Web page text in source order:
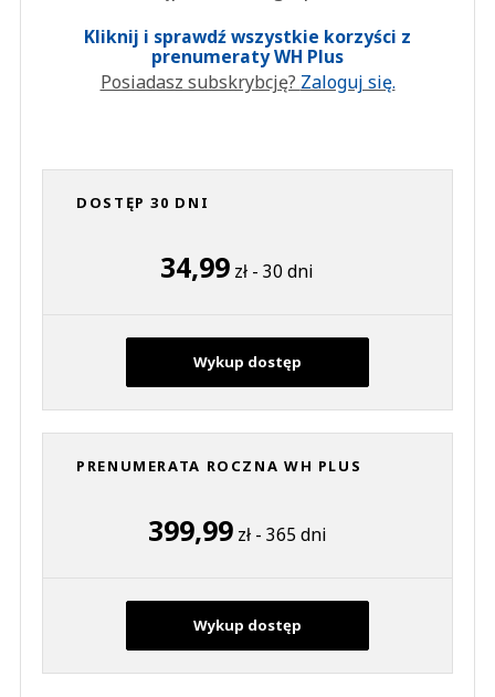
Kliknij i sprawdź wszystkie korzyści z
prenumeraty WH Plus
Posiadasz subskrybcję? Zaloguj się.
DOSTĘP 30 DNI
34,99 zł - 30 dni
Wykup dostęp
PRENUMERATA ROCZNA WH PLUS
399,99zł - 365 dni
Wykup dostęp